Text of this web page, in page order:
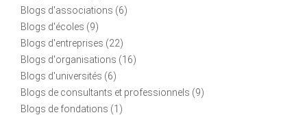
Blogs d'associations (6)
Blogs d'écoles (9)
Blogs d'entreprises (22)
Blogs d'organisations (16)
Blogs d'universités (6)
Blogs de consultants et professionnels (9)
Blogs de fondations (1)